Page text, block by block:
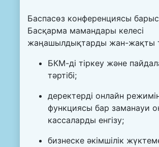
Баспасөз конференциясы
Басқарма мамандары келесі
жаңашылдықтарды жан-жақты
БКМ-ді тіркеу және
тәртібі;
деректерді онлайн
функциясы бар заманауи
кассаларды енгізу;
бизнеске әкімшілік